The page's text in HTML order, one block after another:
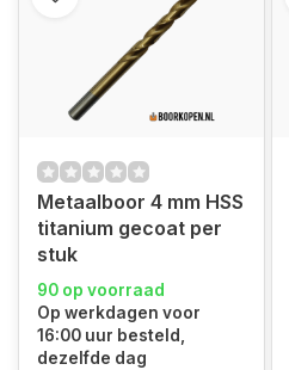
Metaalboor 4 mm HSS
titanium gecoat per
stuk
90 op voorraad
Op werkdagen voor
16:00 uur besteld,
dezelfde dag